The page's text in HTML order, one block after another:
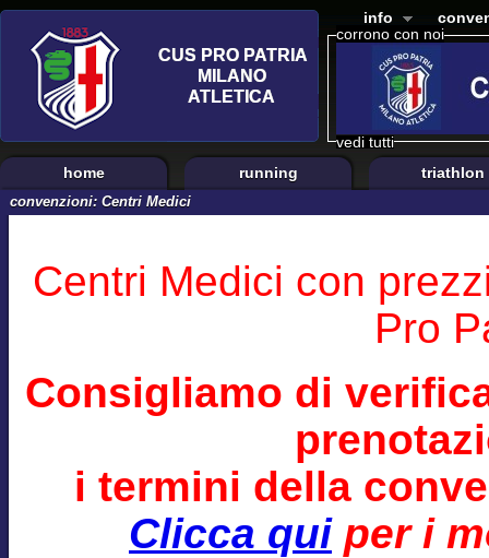
corrono con noi
vedi tutti
info
home running triathlon
convenzioni: Centri Medici
Centri Medici con
Pro
Consigliamo di
i termini della
Clicca quiper i